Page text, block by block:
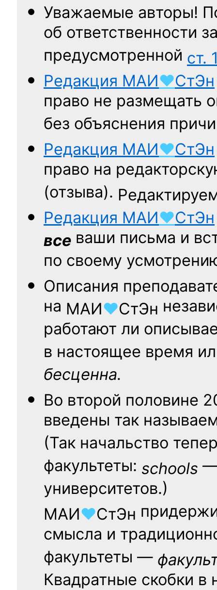
Уважаемые авторы!
об ответственности
предусмотренной ст.
Редакция МАИ♥СтЭн
право не размещать
без объяснения
Редакция МАИ♥СтЭн
право на
(отзыва).
Редакция МАИ♥СтЭн
все ваши письма и
по своему
Описания
на МАИ♥СтЭн
работают ли
в настоящее время
бесценна.
Во второй половине
введены так
(Так начальство
факультеты: schools —
университетов.)
МАИ♥СтЭн
смысла и
факультеты —
Квадратные скобки в